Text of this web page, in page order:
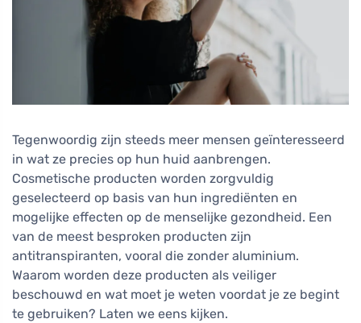
Tegenwoordig zijn steeds meer mensen geïnteresseerd
in wat ze precies op hun huid aanbrengen.
Cosmetische producten worden zorgvuldig
geselecteerd op basis van hun ingrediënten en
mogelijke effecten op de menselijke gezondheid. Een
van de meest besproken producten zijn
antitranspiranten, vooral die zonder aluminium.
Waarom worden deze producten als veiliger
beschouwd en wat moet je weten voordat je ze begint
te gebruiken? Laten we eens kijken.